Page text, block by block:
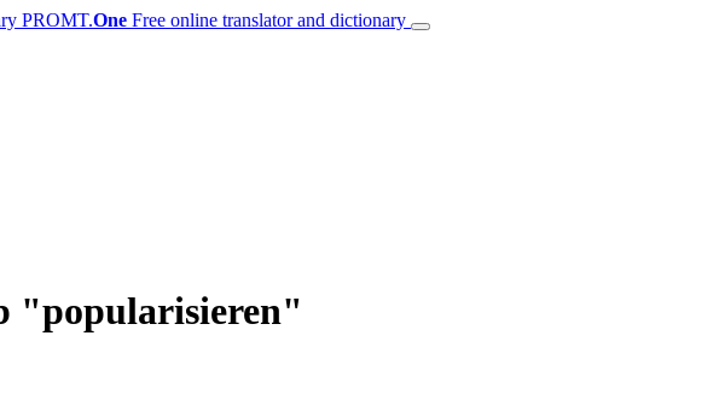
PROMT.One Free online translator and dictionary
"popularisieren"